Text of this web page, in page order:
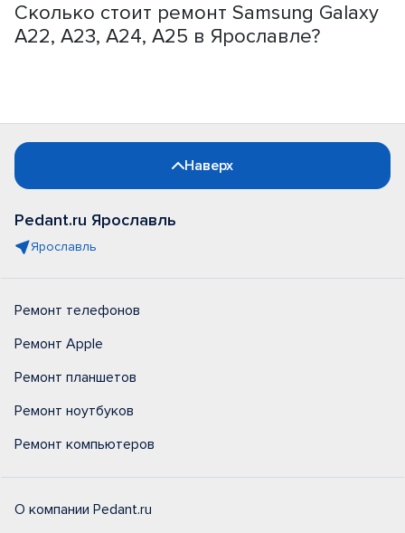
Сколько стоит ремонт Samsung Galaxy
A22, A23, A24, A25 в Ярославле?
Наверх
Pedant.ru Ярославль
Ярославль
Ремонт телефонов
Ремонт Apple
Ремонт планшетов
Ремонт ноутбуков
Ремонт компьютеров
О компании Pedant.ru